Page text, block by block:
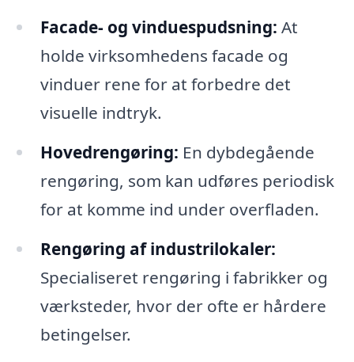
Facade- og vinduespudsning: At
holde virksomhedens facade og
vinduer rene for at forbedre det
visuelle indtryk.
Hovedrengøring: En dybdegående
rengøring, som kan udføres periodisk
for at komme ind under overfladen.
Rengøring af industrilokaler:
Specialiseret rengøring i fabrikker og
værksteder, hvor der ofte er hårdere
betingelser.